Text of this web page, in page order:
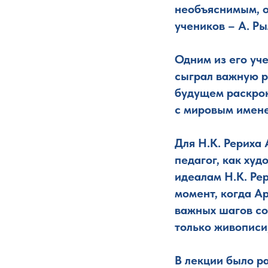
необъяснимым,
учеников – А.
Одним из его
сыграл важную
будущем
с мировым
Для Н.К. Рериха
педагог, как
идеалам Н.К.
момент, когда
важных шагов
только
В лекции было